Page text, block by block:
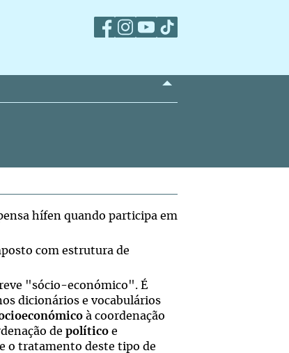
hífen quando participa em
com estrutura de
"sócio-económico". É
dicionários e vocabulários
à coordenação
de político e
o tratamento deste tipo de